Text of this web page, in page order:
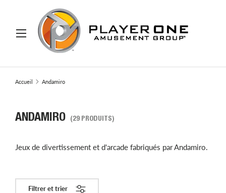
AU CONTENU
Recherche
Accueil Andamiro
ANDAMIRO (29 PRODUITS)
Jeux de divertissement et d'arcade fabriqués par Andamiro.
Filtrer et trier